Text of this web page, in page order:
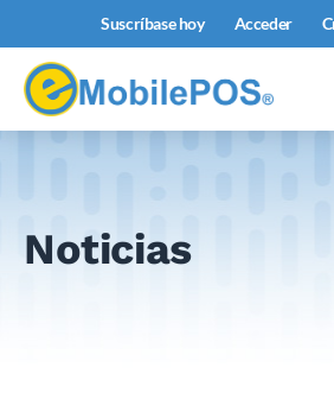
Suscríbase hoy Acceder
Noticias